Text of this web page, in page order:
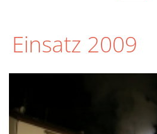
AKTUELLES
ARCHIV
Einsatz 2009